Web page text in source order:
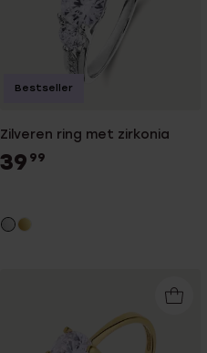
Zilveren ring met zirkonia
39 99
Bestseller